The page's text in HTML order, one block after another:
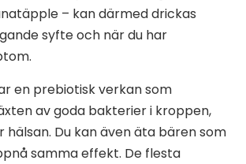
– kan därmed drickas
syfte och när du har
en prebiotisk verkan som
av goda bakterier i kroppen,
Du kan även äta bären som
samma effekt. De flesta